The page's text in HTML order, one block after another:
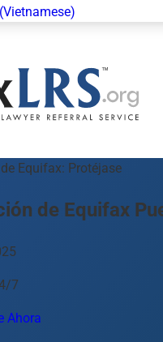
4400 Envíe un Texto
Más de 50 temas
Equifax: Protéjase
de Equifax
7
Ahora